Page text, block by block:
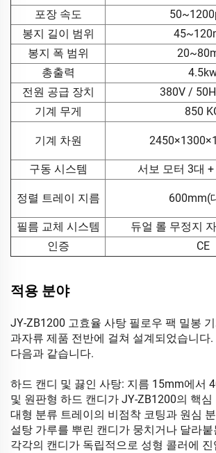
포장 속도
봉지 길이 범위
봉지 폭 범위
총출력
전원 공급 장치
380V /
기계 무게
850
기계 차원
구동 시스템 서보 모터 3대 +
정렬 트레이 지름 600mm(
필름 교체 시스템
듀얼 롤 무정지
인증
CE
적용 분야
JY-ZB1200 고효율 사탕 필로우 팩 밀봉
과자류 제품 전반에 걸쳐 설계되었습니다
다음과 같습니다.
하드 캔디 및 끓인 사탕: 지름 15mm에서
및 원판형 하드 캔디가 JY-ZB1200의 핵
대형 분류 트레이의 비점착 코팅과 원심
설탕 가루를 뿌린 캔디가 뭉치거나 달라붙
각각의 캔디가 독립적으로 성형 콜러에